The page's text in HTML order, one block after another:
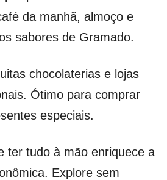
da manhã, almoço e
sabores de Gramado.
chocolaterias e lojas
Ótimo para comprar
especiais.
ter tudo à mão enriquece a
Explore sem